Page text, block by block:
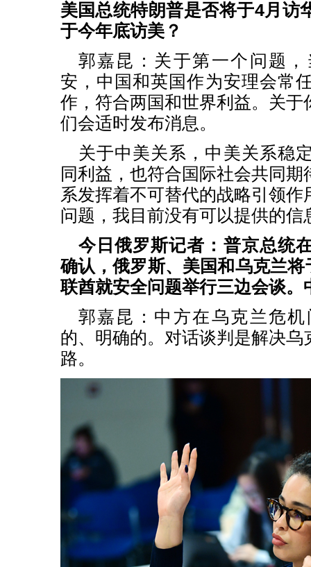
美国总统特朗普是否将于4月访
于今年底访美？
郭嘉昆：关于第一个问题
安，中国和英国作为安理会常
作，符合两国和世界利益。关于
们会适时发布消息。
关于中美关系，中美关系稳
同利益，也符合国际社会共同
系发挥着不可替代的战略引领
问题，我目前没有可以提供的信
今日俄罗斯记者：普京总统
确认，俄罗斯、美国和乌克兰
联酋就安全问题举行三边会谈。
郭嘉昆：中方在乌克兰危
的、明确的。对话谈判是解决乌
路。